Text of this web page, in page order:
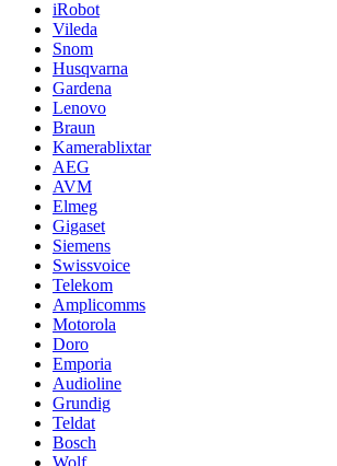
iRobot
Vileda
Snom
Husqvarna
Gardena
Lenovo
Braun
Kamerablixtar
AEG
AVM
Elmeg
Gigaset
Siemens
Swissvoice
Telekom
Amplicomms
Motorola
Doro
Emporia
Audioline
Grundig
Teldat
Bosch
Wolf